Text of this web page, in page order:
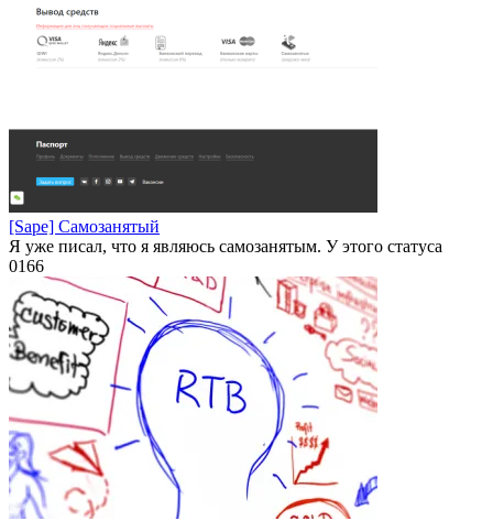
[Sape] Самозанятый
Я уже писал, что я являюсь самозанятым. У этого статуса
0166